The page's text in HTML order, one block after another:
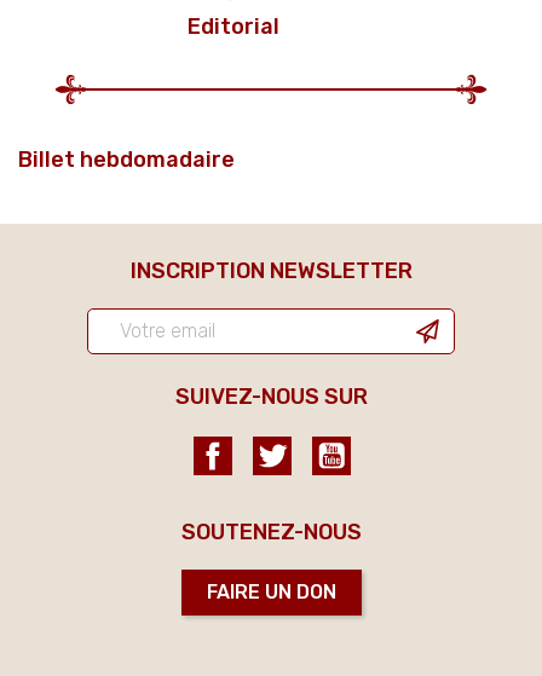
Editorial
Billet hebdomadaire
INSCRIPTION NEWSLETTER
SUIVEZ-NOUS SUR
FacebookTwitter
SOUTENEZ-NOUS
FAIRE UN DON